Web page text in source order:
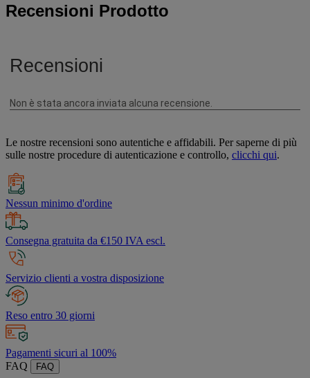
Recensioni Prodotto
Le nostre recensioni sono autentiche e affidabili. Per saperne di più
sulle nostre procedure di autenticazione e controllo, clicchi qui.
Nessun minimo d'ordine
Consegna gratuita da €150 IVA escl.
Servizio clienti a vostra disposizione
Reso entro 30 giorni
Pagamenti sicuri al 100%
FAQ
FAQ